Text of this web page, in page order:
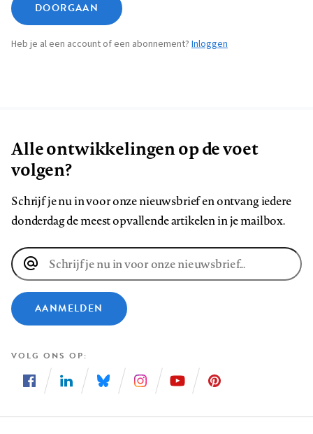
DOORGAAN
Heb je al een account of een abonnement? Inloggen
Alle ontwikkelingen op de voet
volgen?
Schrijf je nu in voor onze nieuwsbrief en ontvang iedere
donderdag de meest opvallende artikelen in je mailbox.
E-
mailadres
AANMELDEN
VOLG ONS OP
ons
ons
ons
ons
ons
ons